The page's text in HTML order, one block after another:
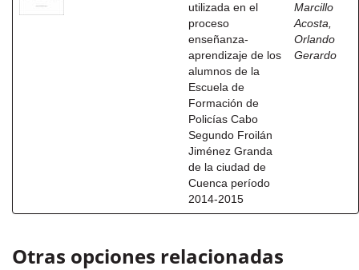
utilizada en el
proceso
enseñanza-
aprendizaje de los
alumnos de la
Escuela de
Formación de
Policías Cabo
Segundo Froilán
Jiménez Granda
de la ciudad de
Cuenca período
2014-2015
Marcillo
Acosta,
Orlando
Gerardo
Otras opciones relacionadas